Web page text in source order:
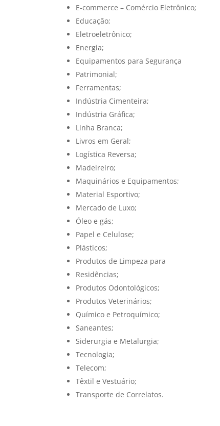
E-commerce – Comércio Eletrônico;
Educação;
Eletroeletrônico;
Energia;
Equipamentos para Segurança
Patrimonial;
Ferramentas;
Indústria Cimenteira;
Indústria Gráfica;
Linha Branca;
Livros em Geral;
Logística Reversa;
Madeireiro;
Maquinários e Equipamentos;
Material Esportivo;
Mercado de Luxo;
Óleo e gás;
Papel e Celulose;
Plásticos;
Produtos de Limpeza para
Residências;
Produtos Odontológicos;
Produtos Veterinários;
Químico e Petroquímico;
Saneantes;
Siderurgia e Metalurgia;
Tecnologia;
Telecom;
Têxtil e Vestuário;
Transporte de Correlatos.